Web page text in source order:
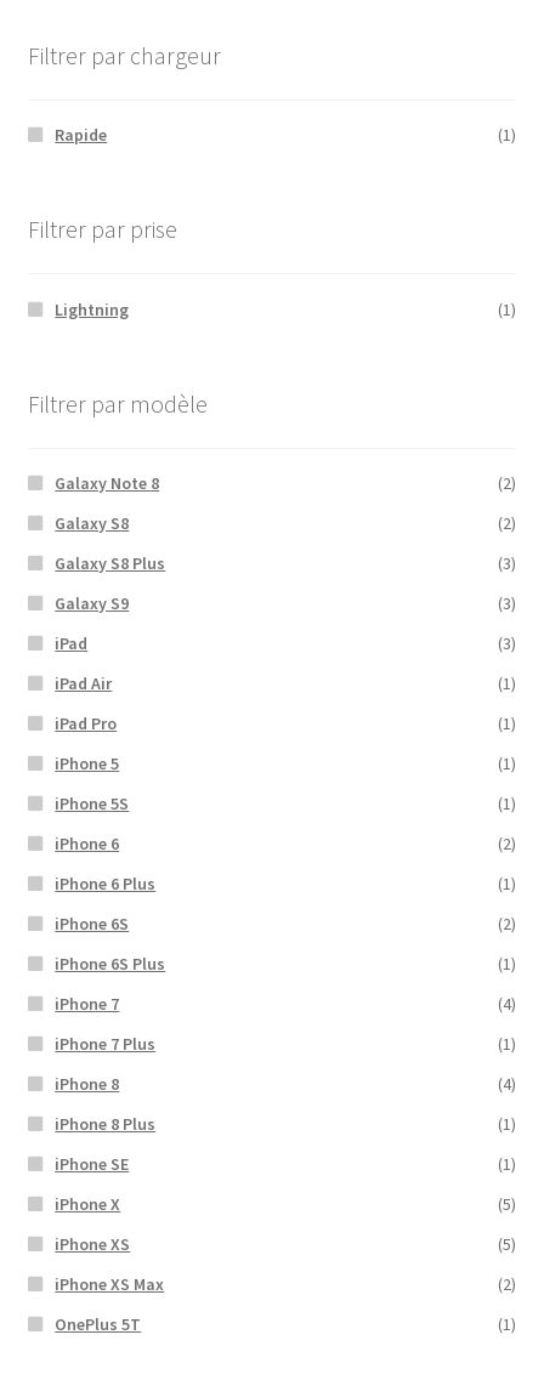
Filtrer par chargeur
Rapide (1)
Filtrer par prise
Lightning (1)
Filtrer par modèle
Galaxy Note 8
(2)
Galaxy S8
(2)
Galaxy S8 Plus
(3)
Galaxy S9
(3)
iPad
(3)
iPad Air
(1)
iPad Pro
(1)
iPhone 5
(1)
iPhone 5S
(1)
iPhone 6
(2)
iPhone 6 Plus
(1)
iPhone 6S
(2)
iPhone 6S Plus
(1)
iPhone 7
(4)
iPhone 7 Plus
(1)
iPhone 8
(4)
iPhone 8 Plus
(1)
iPhone SE
(1)
iPhone X
(5)
iPhone XS
(5)
iPhone XS Max
(2)
OnePlus 5T
(1)